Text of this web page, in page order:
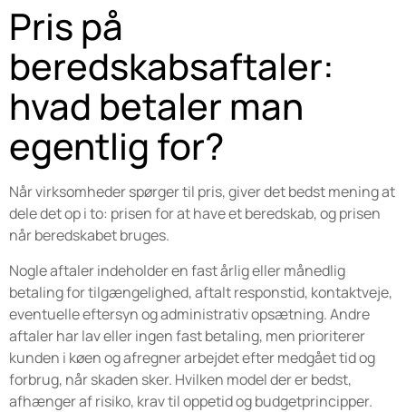
Pris på
beredskabsaftaler:
hvad betaler man
egentlig for?
Når virksomheder spørger til pris, giver det bedst mening at
dele det op i to: prisen for at have et beredskab, og prisen
når beredskabet bruges.
Nogle aftaler indeholder en fast årlig eller månedlig
betaling for tilgængelighed, aftalt responstid, kontaktveje,
eventuelle eftersyn og administrativ opsætning. Andre
aftaler har lav eller ingen fast betaling, men prioriterer
kunden i køen og afregner arbejdet efter medgået tid og
forbrug, når skaden sker. Hvilken model der er bedst,
afhænger af risiko, krav til oppetid og budgetprincipper.